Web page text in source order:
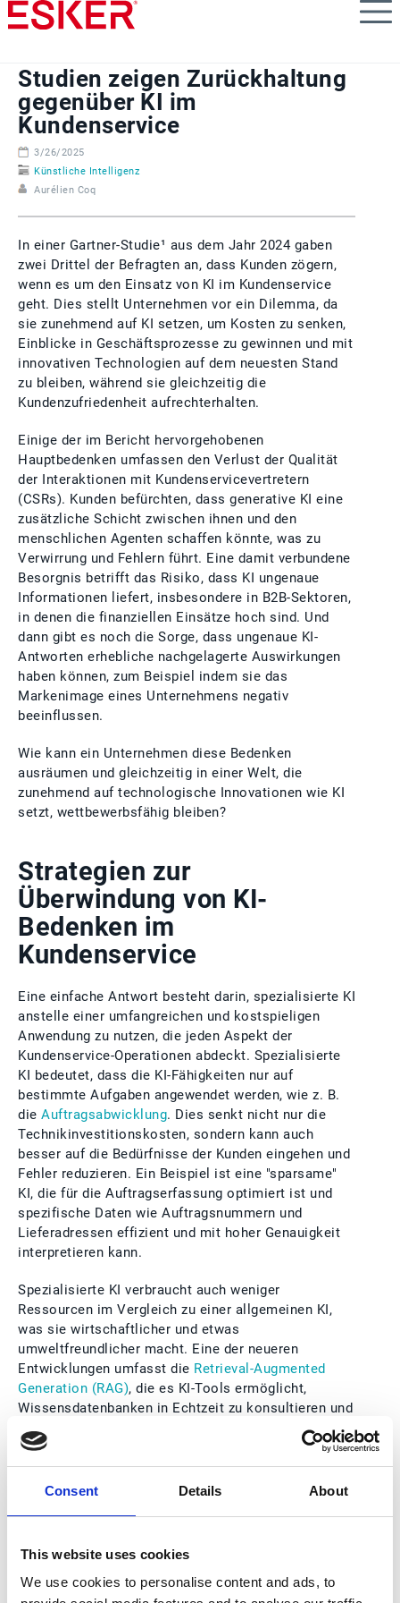
Consent Details About
This website uses cookies
We use cookies to personalise content and ads, to
Skip
to
content
Studien zeigen Zurückhaltung
gegenüber KI im
Kundenservice
3/26/2025
Künstliche Intelligenz
Aurélien Coq
In einer Gartner-Studie¹ aus dem Jahr 2024 gaben
zwei Drittel der Befragten an, dass Kunden zögern,
wenn es um den Einsatz von KI im Kundenservice
geht. Dies stellt Unternehmen vor ein Dilemma, da
sie zunehmend auf KI setzen, um Kosten zu senken,
Einblicke in Geschäftsprozesse zu gewinnen und mit
innovativen Technologien auf dem neuesten Stand
zu bleiben, während sie gleichzeitig die
Kundenzufriedenheit aufrechterhalten.
Einige der im Bericht hervorgehobenen
Hauptbedenken umfassen den Verlust der Qualität
der Interaktionen mit Kundenservicevertretern
(CSRs). Kunden befürchten, dass generative KI eine
zusätzliche Schicht zwischen ihnen und den
menschlichen Agenten schaffen könnte, was zu
Verwirrung und Fehlern führt. Eine damit verbundene
Besorgnis betrifft das Risiko, dass KI ungenaue
Informationen liefert, insbesondere in B2B-Sektoren,
in denen die finanziellen Einsätze hoch sind. Und
dann gibt es noch die Sorge, dass ungenaue KI-
Antworten erhebliche nachgelagerte Auswirkungen
haben können, zum Beispiel indem sie das
Markenimage eines Unternehmens negativ
beeinflussen.
Wie kann ein Unternehmen diese Bedenken
ausräumen und gleichzeitig in einer Welt, die
zunehmend auf technologische Innovationen wie KI
setzt, wettbewerbsfähig bleiben?
Strategien zur
Überwindung von KI-
Bedenken im
Kundenservice
Eine einfache Antwort besteht darin, spezialisierte KI
anstelle einer umfangreichen und kostspieligen
Anwendung zu nutzen, die jeden Aspekt der
Kundenservice-Operationen abdeckt. Spezialisierte
KI bedeutet, dass die KI-Fähigkeiten nur auf
bestimmte Aufgaben angewendet werden, wie z. B.
die Auftragsabwicklung. Dies senkt nicht nur die
Technikinvestitionskosten, sondern kann auch
besser auf die Bedürfnisse der Kunden eingehen und
Fehler reduzieren. Ein Beispiel ist eine "sparsame"
KI, die für die Auftragserfassung optimiert ist und
spezifische Daten wie Auftragsnummern und
Lieferadressen effizient und mit hoher Genauigkeit
interpretieren kann.
Spezialisierte KI verbraucht auch weniger
Ressourcen im Vergleich zu einer allgemeinen KI,
was sie wirtschaftlicher und etwas
umweltfreundlicher macht. Eine der neueren
Entwicklungen umfasst die Retrieval-Augmented
Generation (RAG), die es KI-Tools ermöglicht,
Wissensdatenbanken in Echtzeit zu konsultieren und
so die Relevanz der generierten Inhalte zu
verbessern. Tatsächlich bieten diese Fähigkeiten die
Möglichkeit, das Kundenerlebnis zu verbessern,
indem sie schnell korrekte Informationen
Weitere Hindernisse für die vollständige Nutzung
von KI-Tools lassen sich auf unternehmensinterne